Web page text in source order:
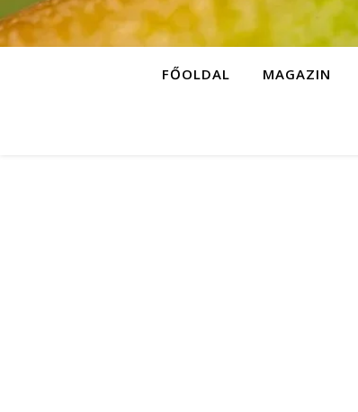
FŐOLDAL MAGAZIN